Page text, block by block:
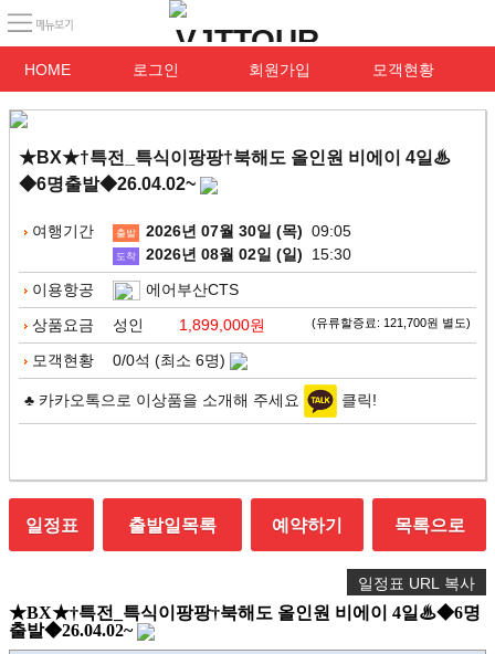
HOME 로그인 회원가입 모객현황
★BX★†특전_특식이팡팡†북해도 올인원 비에이 4일♨
◆6명출발◆26.04.02~
여행기간 출발 2026년 07월 30일 (목) 09:05
도착 2026년 08월 02일 (일)
15:30
이용항공
에어부산CTS
상품요금
성인 1,899,000원 (유류할증료: 121,700원 별도)
모객현황 0/0석 (최소 6명)
♣ 카카오톡으로 이상품을 소개해 주세요 클릭!
일정표 출발일목록 예약하기 목록으로